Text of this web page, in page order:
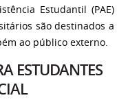
Estudantil (PAE)
são destinados a
ao público externo.
ESTUDANTES